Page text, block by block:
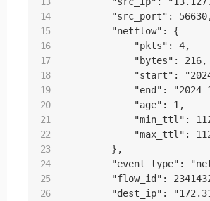
"src_port":
        "netflow": {
            "pkts": 4,
            "bytes": 216,
"start":
"end":
            "age": 1,
"min_ttl":
"max_ttl":
        },
"event_type":
"flow_id":
"dest_ip":